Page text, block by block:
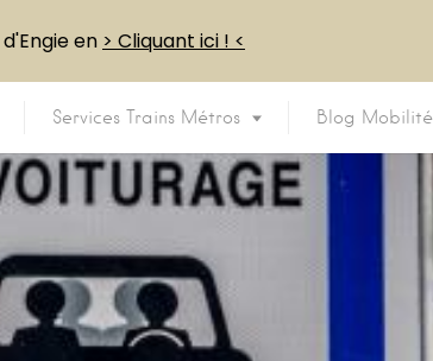
Services Trains Métros Blog Mobilité
d'Engie en > Cliquant ici ! <